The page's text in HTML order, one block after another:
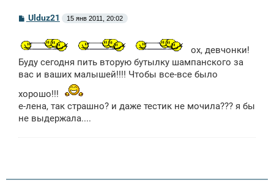
С
о
б
щ
е
н
и
Ulduz21 15 янв 2011, 20:02
ох, девчонки!
Буду сегодня пить вторую бутылку шампанского за
вас и ваших малышей!!!! Чтобы все-все было
хорошо!!!
е-лена, так страшно? и даже тестик не мочила??? я бы
не выдержала....